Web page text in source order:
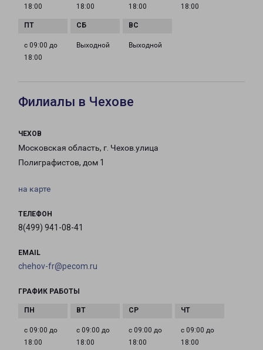
18:00
18:00
18:00
18:00
с 09:00 до
18:00
Выходной Выходной
Филиалы в Чехове
ЧЕХОВ
Московская область, г. Чехов.улица
Полиграфистов, дом 1
на карте
ТЕЛЕФОН
8(499) 941-08-41
EMAIL
chehov-fr@pecom.ru
ГРАФИК РАБОТЫ
с 09:00 до
18:00
с 09:00 до
18:00
с 09:00 до
18:00
с 09:00 до
18:00